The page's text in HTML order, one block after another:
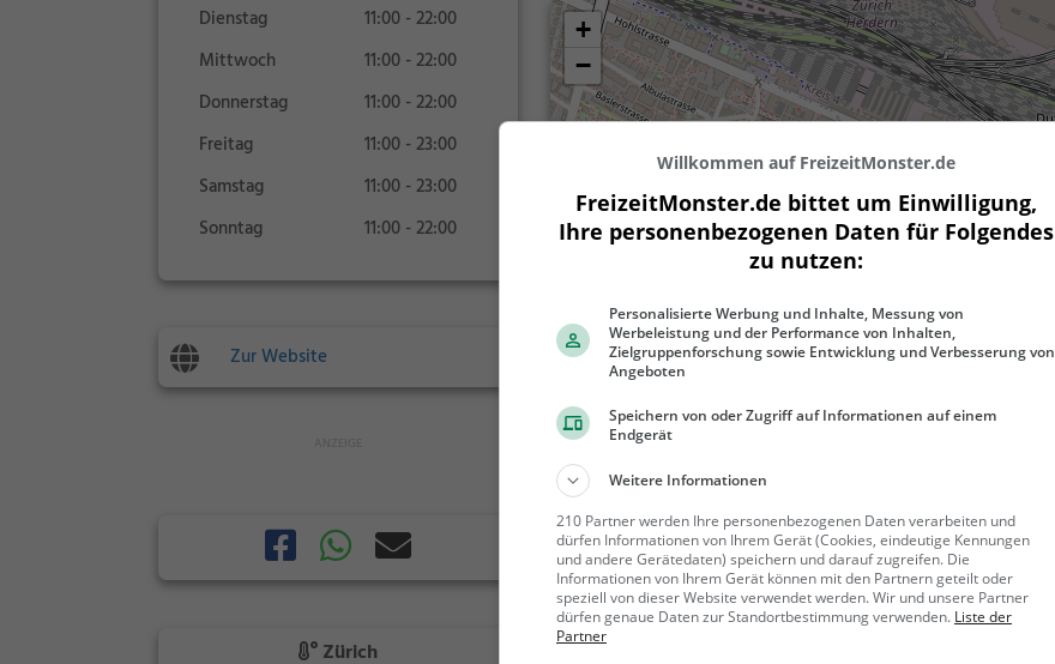
Dienstag
11:00 - 22:00
Mittwoch
11:00 - 22:00
Donnerstag
11:00 - 22:00
Freitag
11:00 - 23:00
Samstag
11:00 - 23:00
Sonntag
11:00 - 22:00
Zur Website
Zürich
+
−
300 m
1000 ft
Gaststätten in der Nähe von
Migros Restaurant
Restaurant in Zürich
Zürich, Sc
Restaura
Willkommen auf FreizeitMonster.de
FreizeitMonster.de bittet um Einwilligung,
Ihre personenbezogenen Daten für Folgendes
zu nutzen:
Personalisierte Werbung und Inhalte, Messung von
Werbeleistung und der Performance von Inhalten,
Zielgruppenforschung sowie Entwicklung und Verbesserung von
Angeboten
Speichern von oder Zugriff auf Informationen auf einem
Endgerät
Weitere Informationen
210 Partner werden Ihre personenbezogenen Daten verarbeiten und
dürfen Informationen von Ihrem Gerät (Cookies, eindeutige Kennungen
und andere Gerätedaten) speichern und darauf zugreifen. Die
Informationen von Ihrem Gerät können mit den Partnern geteilt oder
speziell von dieser Website verwendet werden. Wir und unsere Partner
dürfen genaue Daten zur Standortbestimmung verwenden. Liste der
Partner